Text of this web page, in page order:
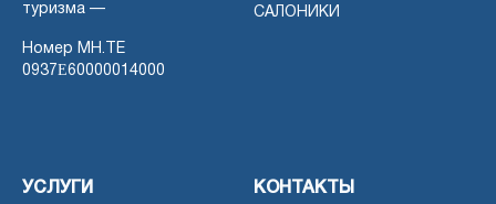
туризма —
Номер MH.TE
0937Ε60000014000
САЛОНИКИ
УСЛУГИ КОНТАКТЫ